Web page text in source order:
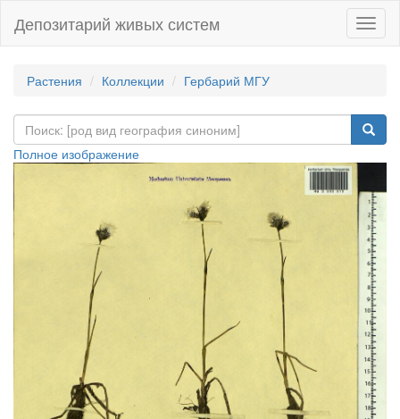
Депозитарий живых систем
Растения Коллекции Гербарий МГУ
Полное изображение